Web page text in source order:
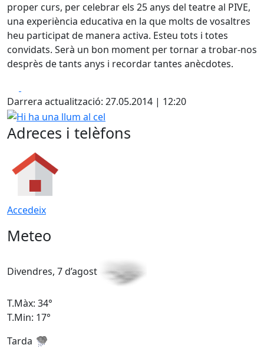
proper curs, per celebrar els 25 anys del teatre al PIVE,
una experiència educativa en la que molts de vosaltres
heu participat de manera activa. Esteu tots i totes
convidats. Serà un bon moment per tornar a trobar-nos
desprès de tants anys i recordar tantes anècdotes.
Darrera actualització: 27.05.2014 | 12:20
Hi ha una llum al cel
Adreces i telèfons
Accedeix
Meteo
Divendres, 7 d’agost
T.Màx: 34°
T.Min: 17°
Tarda